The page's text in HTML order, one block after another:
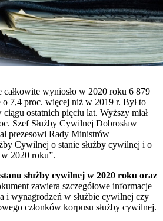
całkowite wyniosło w 2020 roku 6 879
7,4 proc. więcej niż w 2019 r. Był to
ostatnich pięciu lat. Wyższy miał
Szef Służby Cywilnej Dobrosław
prezesowi Rady Ministrów
Cywilnej o stanie służby cywilnej i o
w 2020 roku”.
służby cywilnej w 2020 roku oraz
zawiera szczegółowe informacje
i wynagrodzeń w służbie cywilnej czy
członków korpusu służby cywilnej.